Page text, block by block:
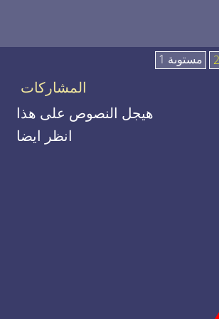
مستوىة 1
المشاركات
هيجل النصوص على هذا
انظر ايضا